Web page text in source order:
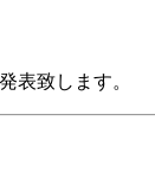
表致します。